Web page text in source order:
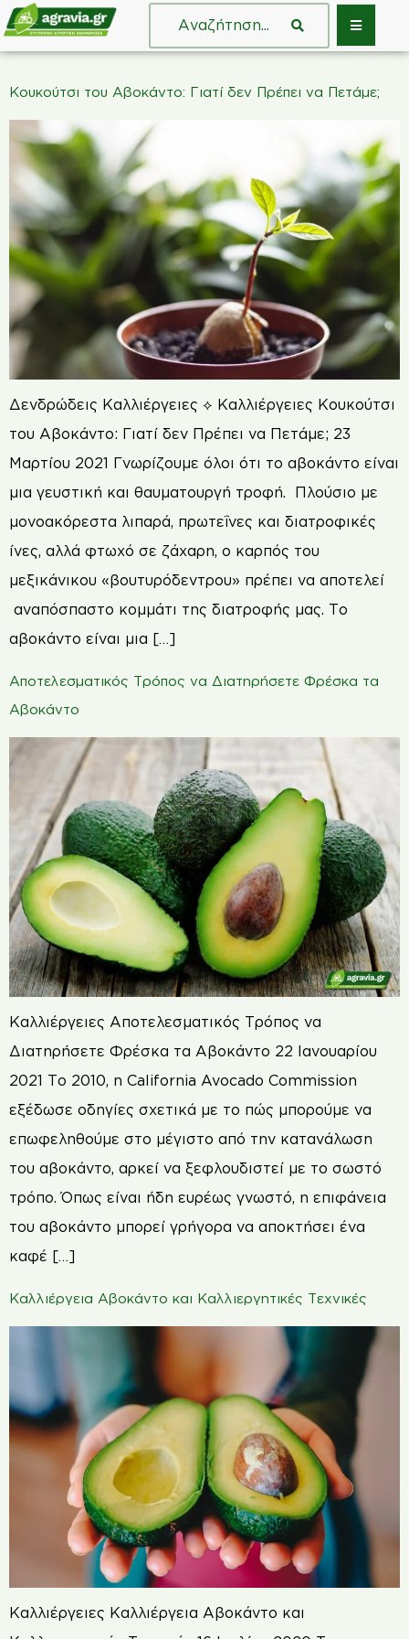
Κουκούτσι του Αβοκάντο: Γιατί δεν Πρέπει να Πετάμε;
Δενδρώδεις Καλλιέργειες ⟡ Καλλιέργειες Κουκούτσι
του Αβοκάντο: Γιατί δεν Πρέπει να Πετάμε; 23
Μαρτίου 2021 Γνωρίζουμε όλοι ότι το αβοκάντο είναι
μια γευστική και θαυματουργή τροφή. Πλούσιο με
μονοακόρεστα λιπαρά, πρωτεΐνες και διατροφικές
ίνες, αλλά φτωχό σε ζάχαρη, ο καρπός του
μεξικάνικου «βουτυρόδεντρου» πρέπει να αποτελεί
αναπόσπαστο κομμάτι της διατροφής μας. Το
αβοκάντο είναι μια […]
Αποτελεσματικός Τρόπος να Διατηρήσετε Φρέσκα τα
Αβοκάντο
Καλλιέργειες Αποτελεσματικός Τρόπος να
Διατηρήσετε Φρέσκα τα Αβοκάντο 22 Ιανουαρίου
2021 Το 2010, η California Avocado Commission
εξέδωσε οδηγίες σχετικά με το πώς μπορούμε να
επωφεληθούμε στο μέγιστο από την κατανάλωση
του αβοκάντο, αρκεί να ξεφλουδιστεί με το σωστό
τρόπο. Όπως είναι ήδη ευρέως γνωστό, η επιφάνεια
του αβοκάντο μπορεί γρήγορα να αποκτήσει ένα
καφέ […]
Καλλιέργεια Αβοκάντο και Καλλιεργητικές Τεχνικές
Καλλιέργειες Καλλιέργεια Αβοκάντο και